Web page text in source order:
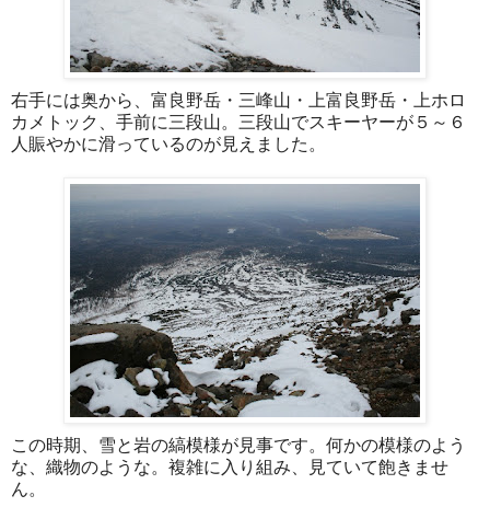
右手には奥から、富良野岳・三峰山・上富良野岳・上ホロ
カメトック、手前に三段山。三段山でスキーヤーが５～６
人賑やかに滑っているのが見えました。
この時期、雪と岩の縞模様が見事です。何かの模様のよう
な、織物のような。複雑に入り組み、見ていて飽きませ
ん。